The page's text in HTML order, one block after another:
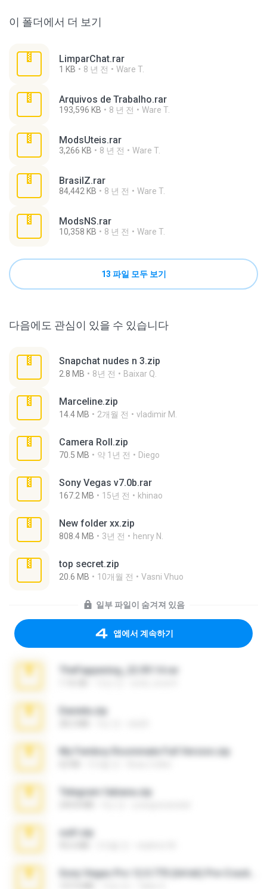
이 폴더에서 더 보기
LimparChat.rar
1 KB 8 년 전 Ware T.
Arquivos de Trabalho.rar
193,596 KB 8 년 전 Ware T.
ModsUteis.rar
3,266 KB 8 년 전 Ware T.
BrasilZ.rar
84,442 KB 8 년 전 Ware T.
ModsNS.rar
10,358 KB 8 년 전 Ware T.
13 파일 모두 보기
다음에도 관심이 있을 수 있습니다
Snapchat nudes n 3.zip
2.8 MB 8년 전 Baixar Q.
Marceline.zip
14.4 MB 2개월 전 vladimir M.
Camera Roll.zip
70.5 MB 약 1년 전 Diego
Sony Vegas v7.0b.rar
167.2 MB 15년 전 khinao
New folder xx.zip
808.4 MB 3년 전 henry N.
top secret.zip
20.6 MB 10개월 전 Vasni Vhuo
일부 파일이 숨겨져 있음
앱에서 계속하기
TheFappening_22.09.14.rar
Daniela.zip
My Femboy Roommate Full Version.zip
Telegram fabiana.zip
ouh!.zip